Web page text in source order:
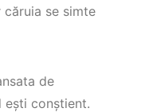
se simte
de
ești conștient.